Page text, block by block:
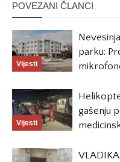
POVEZANI ČLANCI
Vijesti
parku:
Vijesti
gašenju